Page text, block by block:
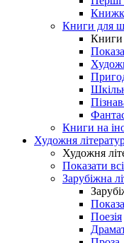
Книги для
Книги
Книги на
Художня
Художня
Показати всі
Зарубіжна
Поезія